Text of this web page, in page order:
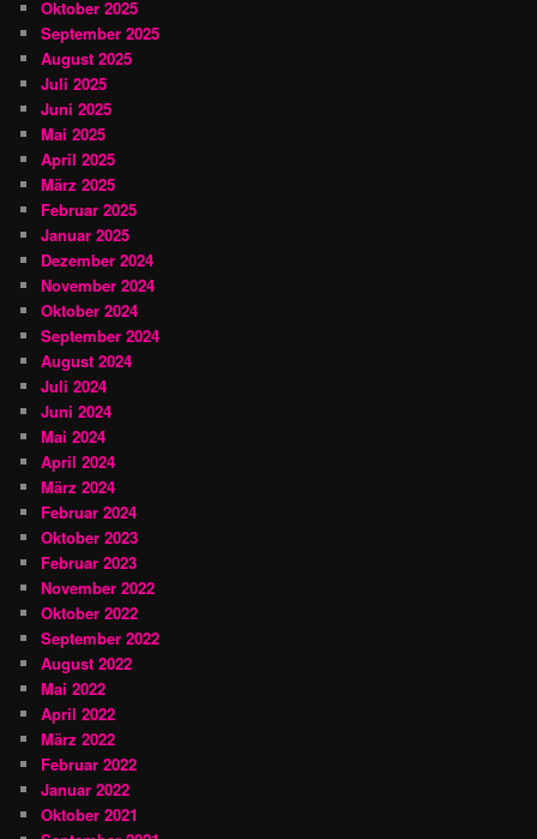
Oktober 2025
September 2025
August 2025
Juli 2025
Juni 2025
Mai 2025
April 2025
März 2025
Februar 2025
Januar 2025
Dezember 2024
November 2024
Oktober 2024
September 2024
August 2024
Juli 2024
Juni 2024
Mai 2024
April 2024
März 2024
Februar 2024
Oktober 2023
Februar 2023
November 2022
Oktober 2022
September 2022
August 2022
Mai 2022
April 2022
März 2022
Februar 2022
Januar 2022
Oktober 2021